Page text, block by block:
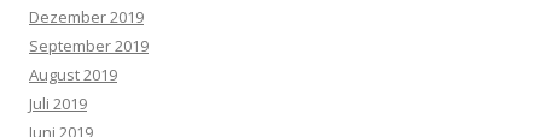
Dezember 2019
September 2019
August 2019
Juli 2019
Juni 2019